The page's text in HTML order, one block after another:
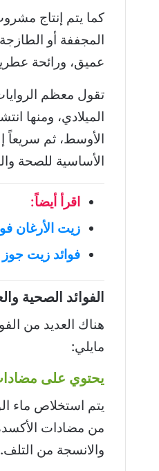
كما يتم إنتاج
المجففة أو
عميق، ورائحة
تقول معظم
الميلادي، ومنها
الأوسط، ثم سريعاً
الأساسية للصحة
اقرأ أيضاً:
زيت الأرغان
فوائد زيت
الفوائد الصحية
هناك العديد من
مايلي:
يحتوي على
يتم استخلاص ماء
من مضادات
والانسجة من التلف.